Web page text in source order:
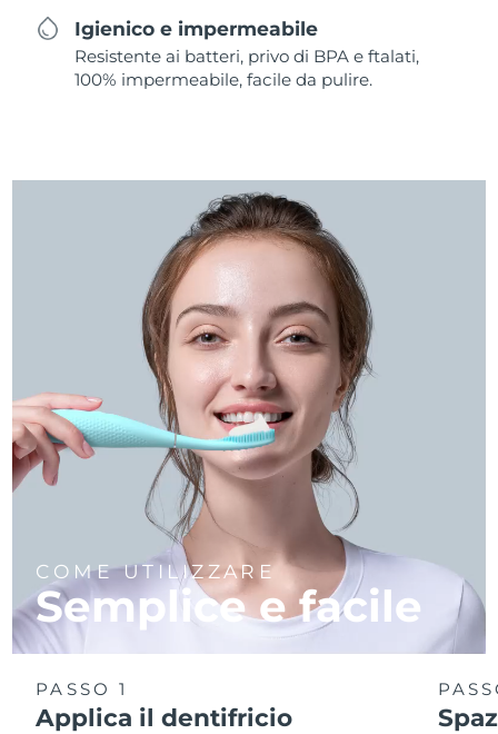
Igienico e impermeabile
Resistente ai batteri, privo di BPA e ftalati,
100% impermeabile, facile da pulire.
COME UTILIZZARE
Semplice e facile
PASSO 1
Applica il dentifricio